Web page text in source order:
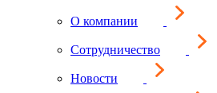
О компании
Сотрудничество
Новости